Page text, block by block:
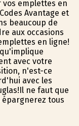
emplettes en
Avantage et
beaucoup de
aux occasions
en ligne!
avec votre
n'est-ce
avec les
ne faut que
tous